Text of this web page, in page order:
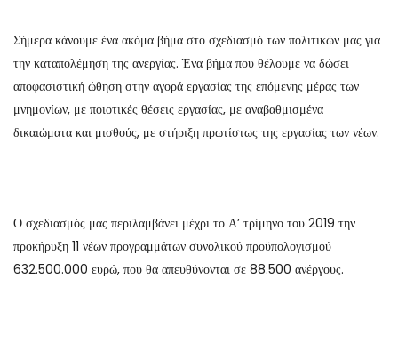
Σήμερα κάνουμε ένα ακόμα βήμα στο σχεδιασμό των πολιτικών μας για
την καταπολέμηση της ανεργίας. Ένα βήμα που θέλουμε να δώσει
αποφασιστική ώθηση στην αγορά εργασίας της επόμενης μέρας των
μνημονίων, με ποιοτικές θέσεις εργασίας, με αναβαθμισμένα
δικαιώματα και μισθούς, με στήριξη πρωτίστως της εργασίας των νέων.
Ο σχεδιασμός μας περιλαμβάνει μέχρι το Α’ τρίμηνο του 2019 την
προκήρυξη 11 νέων προγραμμάτων συνολικού προϋπολογισμού
632.500.000 ευρώ, που θα απευθύνονται σε 88.500 ανέργους.